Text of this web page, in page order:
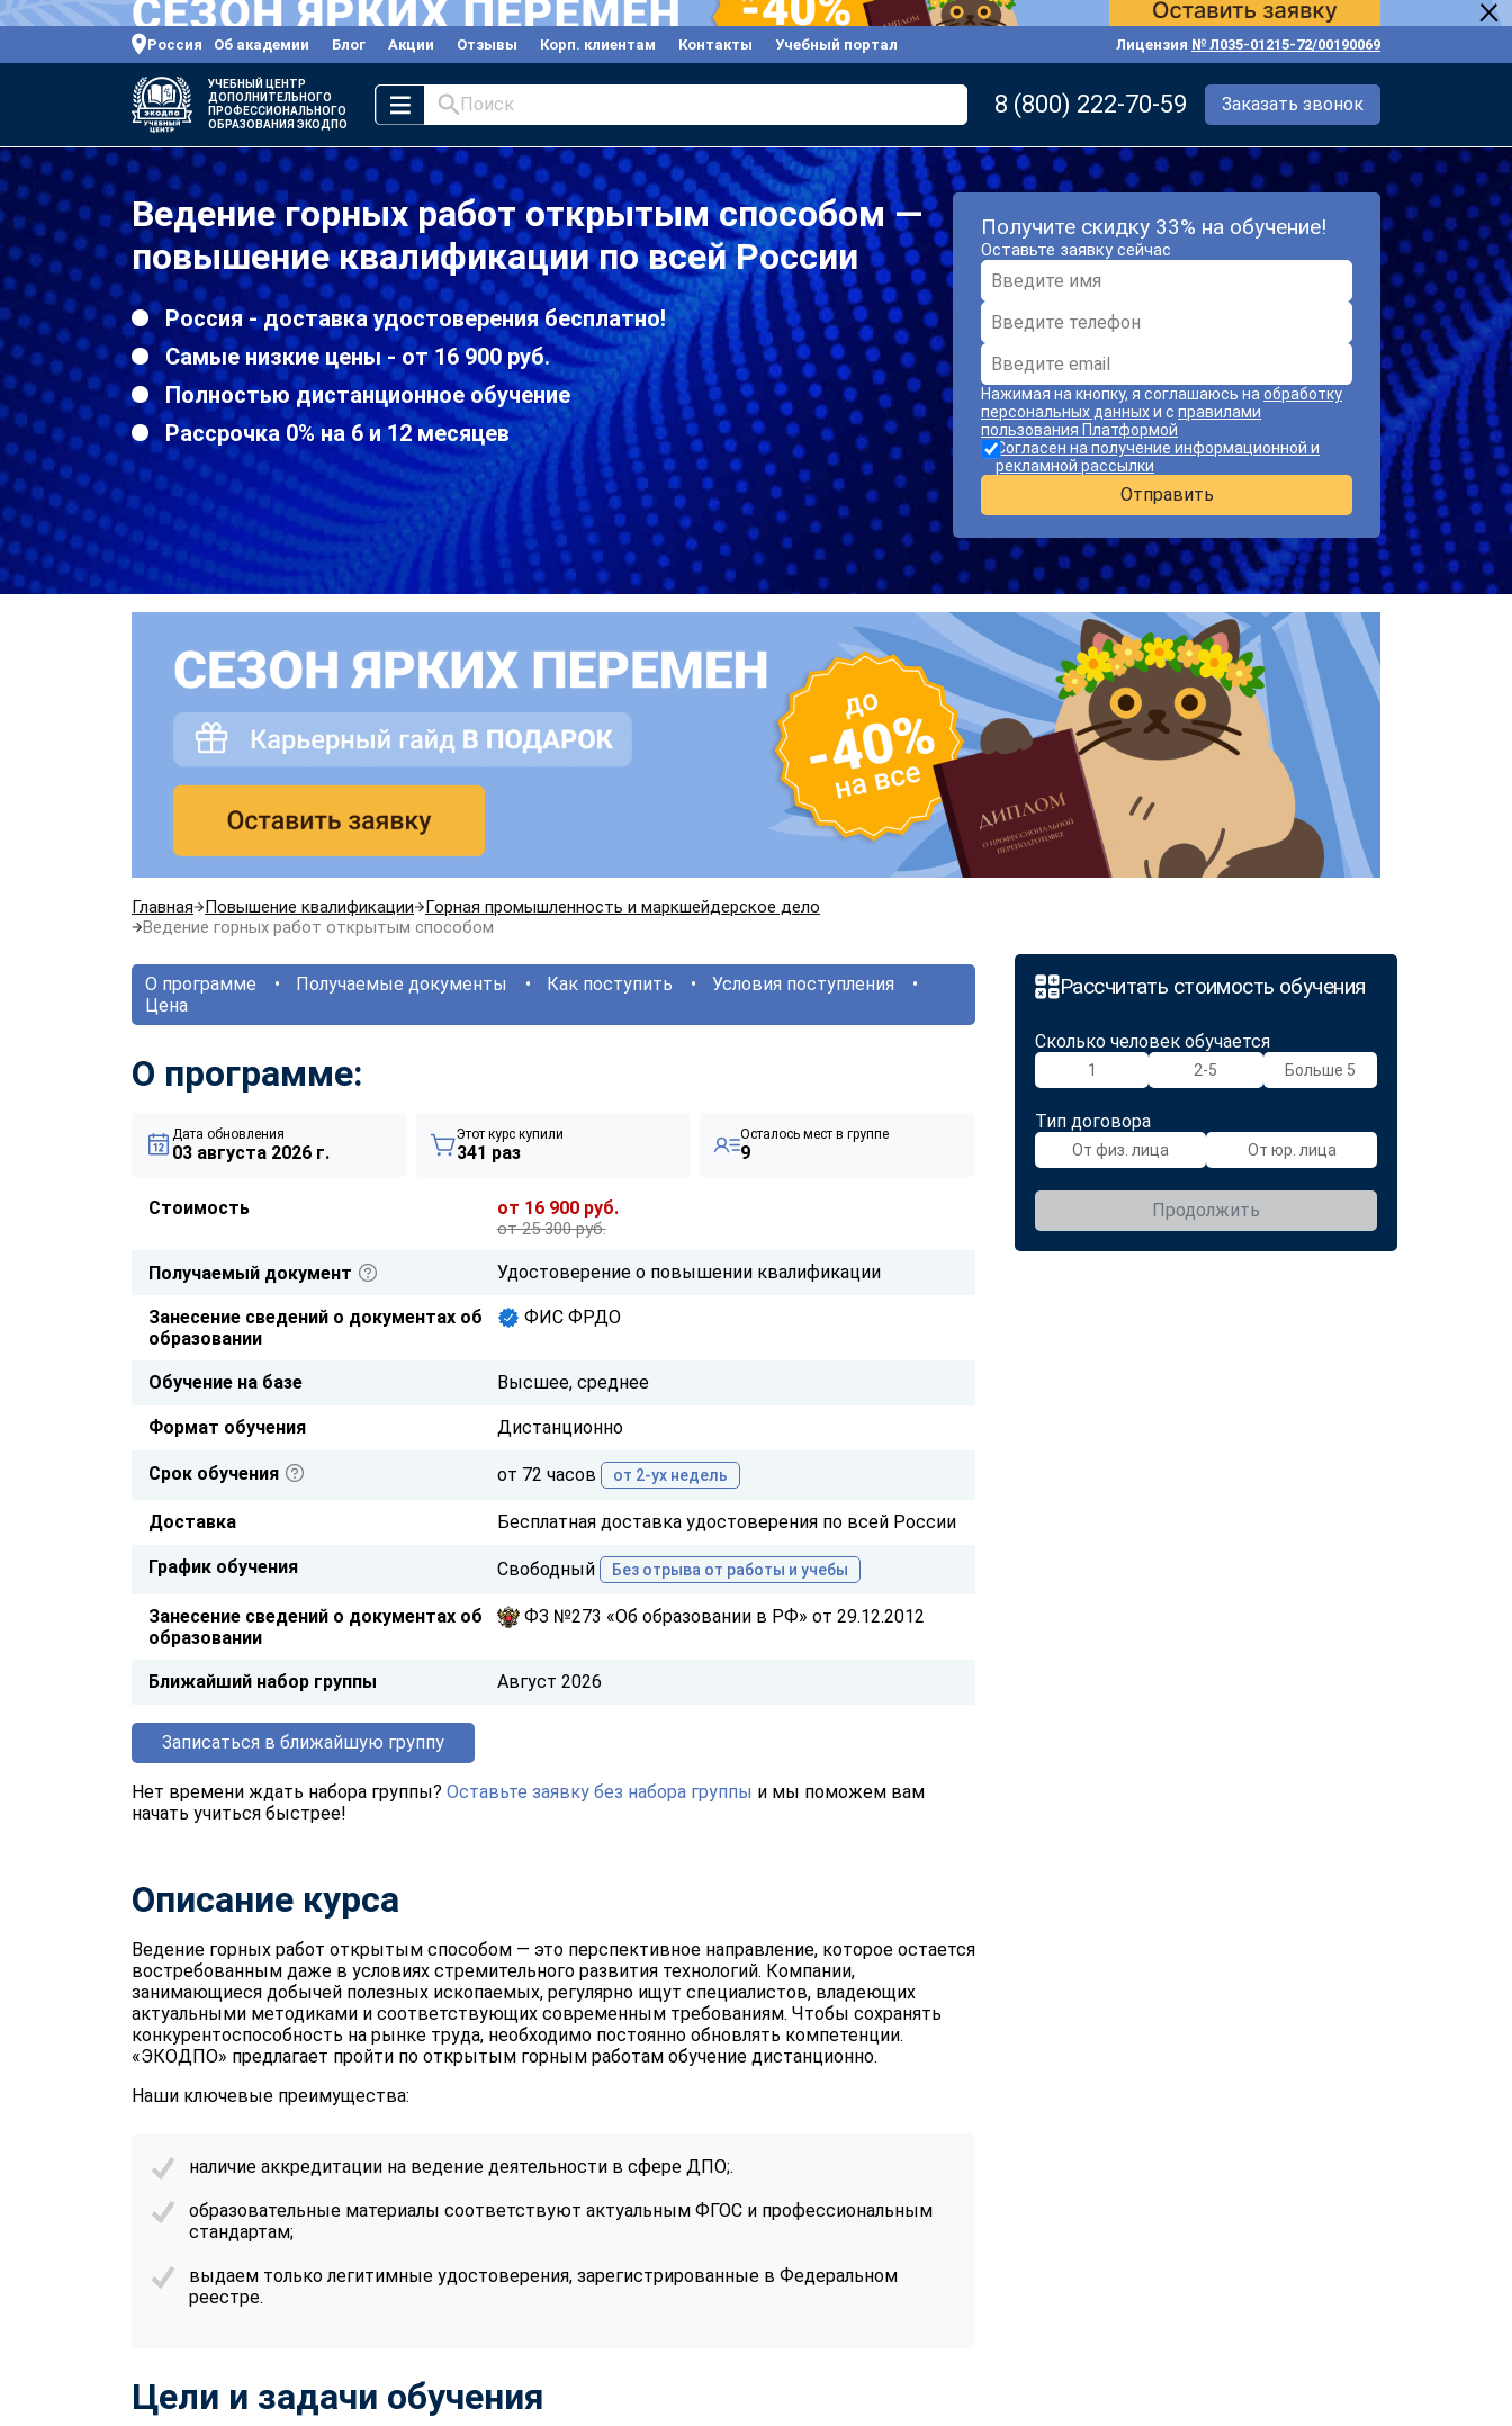
Россия Об академии Блог Акции Отзывы Корп. клиентам Контакты Учебный портал Лицензия № Л035-01215-72/00190069
УЧЕБНЫЙ ЦЕНТР
ДОПОЛНИТЕЛЬНОГО
ПРОФЕССИОНАЛЬНОГО
ОБРАЗОВАНИЯ ЭКОДПО
Поиск 8 (800) 222-70-59 Заказать звонок
Ведение горных работ открытым способом —
повышение квалификации по всей России
Россия - доставка удостоверения бесплатно!
Самые низкие цены - от 16 900 руб.
Полностью дистанционное обучение
Рассрочка 0% на 6 и 12 месяцев
Получите скидку 33% на обучение!
Оставьте заявку сейчас
Нажимая на кнопку, я соглашаюсь на обработку
персональных данныхи с правилами
пользования Платформой
Согласен на получение информационной и
рекламной рассылки
Отправить
Главная Повышение квалификации
Горная промышленность и маркшейдерское дело
Ведение горных работ открытым способом
Рассчитать стоимость обучения
Сколько человек обучается
1 2-5 Больше 5
Тип договора
От физ. лица От юр. лица
Продолжить
О программе Получаемые документы Как поступить
Условия поступления
Цена
О программе:
Дата обновления
03 августа 2026 г.
Этот курс купили
341 раз
Осталось мест в группе
9
Стоимость от 16 900 руб.
от 25 300 руб.
Получаемый документ Удостоверение о повышении квалификации
Занесение сведений о документах об
образовании
ФИС ФРДО
Обучение на базе Высшее, среднее
Формат обучения Дистанционно
Срок обучения от 72 часов от 2-ух недель
Доставка Бесплатная доставка удостоверения по всей России
График обучения Свободный Без отрыва от работы и учебы
Занесение сведений о документах об
образовании
ФЗ №273 «Об образовании в РФ» от 29.12.2012
Ближайший набор группы Август 2026
Записаться в ближайшую группу
Нет времени ждать набора группы? Оставьте заявку без набора группы и мы поможем вам
начать учиться быстрее!
Описание курса
Ведение горных работ открытым способом — это перспективное направление, которое остается
востребованным даже в условиях стремительного развития технологий. Компании,
занимающиеся добычей полезных ископаемых, регулярно ищут специалистов, владеющих
актуальными методиками и соответствующих современным требованиям. Чтобы сохранять
конкурентоспособность на рынке труда, необходимо постоянно обновлять компетенции.
«ЭКОДПО» предлагает пройти по открытым горным работам обучение дистанционно.
Наши ключевые преимущества:
наличие аккредитации на ведение деятельности в сфере ДПО;.
образовательные материалы соответствуют актуальным ФГОС и профессиональным
стандартам;
выдаем только легитимные удостоверения, зарегистрированные в Федеральном
реестре.
Цели и задачи обучения